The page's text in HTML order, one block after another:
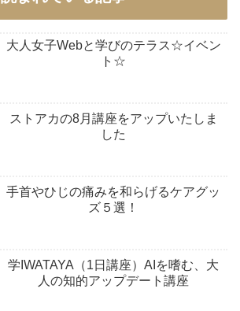
大人女子Webと学びのテラス☆イベン
ト☆
ストアカの8月講座をアップいたしま
した
手首やひじの痛みを和らげるケアグッ
ズ５選！
学IWATAYA（1日講座）AIを嗜む、大
人の知的アップデート講座